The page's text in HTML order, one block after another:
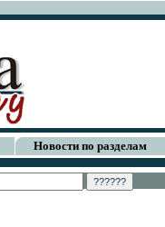
Новости по разделам